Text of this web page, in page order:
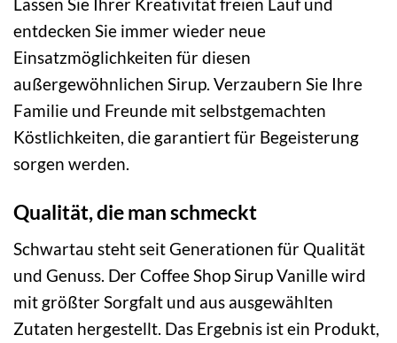
entdecken Sie immer wieder neue
Einsatzmöglichkeiten für diesen
außergewöhnlichen Sirup. Verzaubern Sie Ihre
Familie und Freunde mit selbstgemachten
Köstlichkeiten, die garantiert für Begeisterung
sorgen werden.
Qualität, die man schmeckt
Schwartau steht seit Generationen für Qualität
und Genuss. Der Coffee Shop Sirup Vanille wird
mit größter Sorgfalt und aus ausgewählten
Zutaten hergestellt. Das Ergebnis ist ein Produkt,